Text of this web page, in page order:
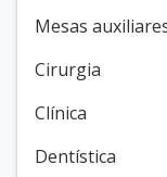
Mesas
Cirurgia
Clínica
Dentística